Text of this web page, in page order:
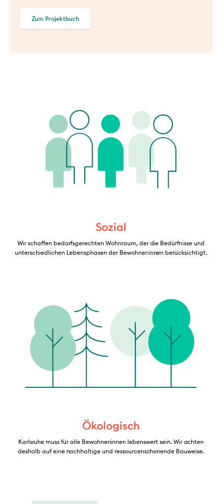
Zum Projektbuch
Sozial
Wir schaffen bedarfsgerechten Wohnraum, der die Bedürfnisse und
unterschiedlichen Lebensphasen der Bewohner:innen berücksichtigt.
Ökologisch
Karlsruhe muss für alle Bewohner:innen lebenswert sein. Wir achten
deshalb auf eine nachhaltige und ressourcenschonende Bauweise.